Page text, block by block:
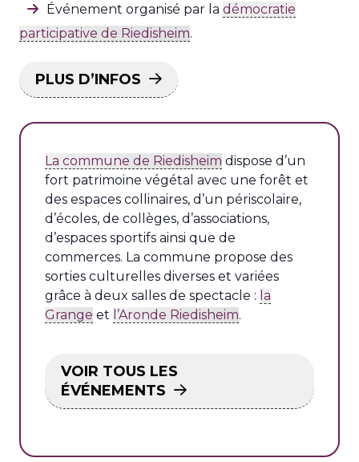
Événement organisé par la démocratie
participative de Riedisheim.
PLUS D’INFOS
La commune de Riedisheim dispose d’un
fort patrimoine végétal avec une forêt et
des espaces collinaires, d’un périscolaire,
d’écoles, de collèges, d’associations,
d’espaces sportifs ainsi que de
commerces. La commune propose des
sorties culturelles diverses et variées
grâce à deux salles de spectacle : la
Grange et l’Aronde Riedisheim.
VOIR TOUS LES
ÉVÉNEMENTS